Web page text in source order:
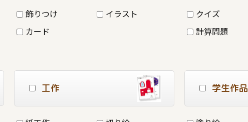
飾りつけ
イラスト
カード
クイズ
計算問題
工作 学生作品